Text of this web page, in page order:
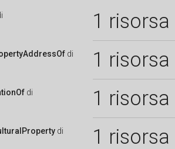
1 risorsa
di 1 risorsa
di 1 risorsa
di 1 risorsa